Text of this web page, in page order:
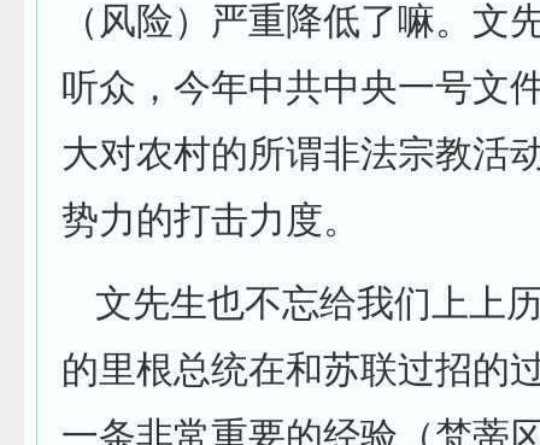
（风险）严重降低了嘛。文
听众，今年中共中央一号文
大对农村的所谓非法宗教活
势力的打击力度。
文先生也不忘给我们上上
的里根总统在和苏联过招的
一条非常重要的经验（梵蒂